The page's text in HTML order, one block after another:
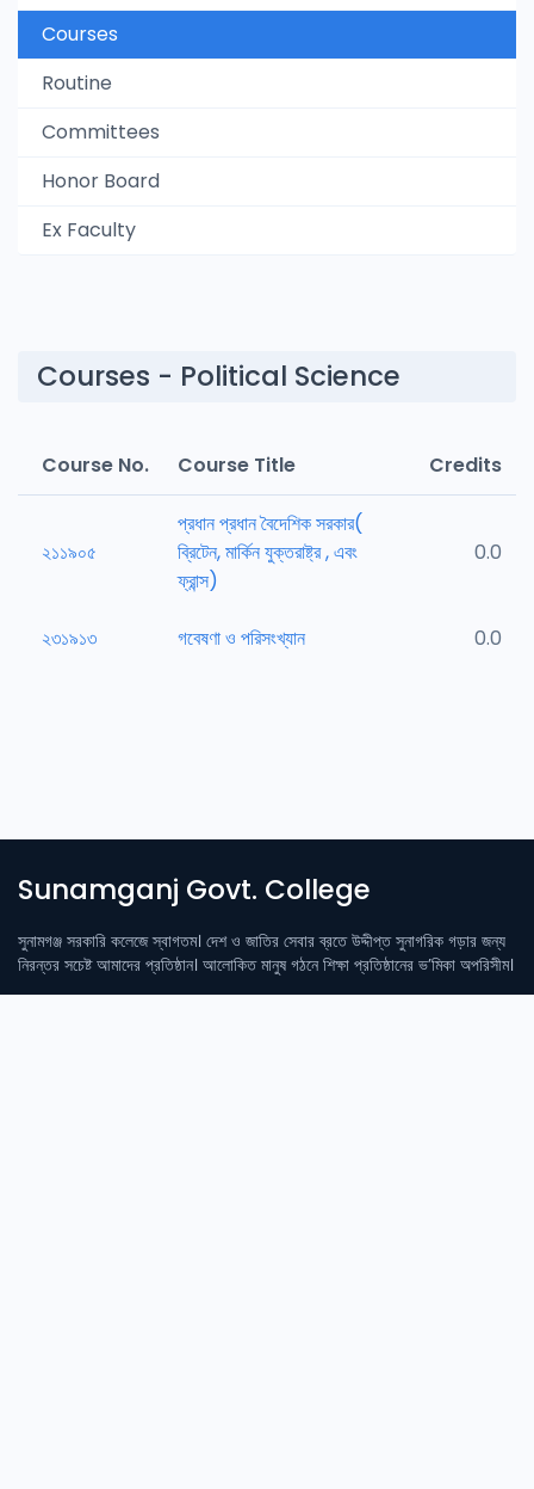
Courses
Routine
Committees
Honor Board
Ex Faculty
Courses - Political Science
Course No. Course Title Credits
২১১৯০৫
প্রধান প্রধান বৈদেশিক সরকার(
ব্রিটেন, মার্কিন যুক্তরাষ্ট্র , এবং
ফ্রান্স)
0.0
২৩১৯১৩ গবেষণা ও পরিসংখ্যান 0.0
Sunamganj Govt. College
সুনামগঞ্জ সরকারি কলেজে স্বাগতম। দেশ ও জাতির সেবার ব্রতে উদ্দীপ্ত সুনাগরিক গড়ার জন্য
নিরন্তর সচেষ্ট আমাদের প্রতিষ্ঠান। আলোকিত মানুষ গঠনে শিক্ষা প্রতিষ্ঠানের ভ’মিকা অপরিসীম।